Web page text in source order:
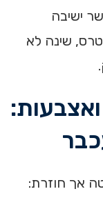
ישיבה
שינה לא
אך חוזרת: